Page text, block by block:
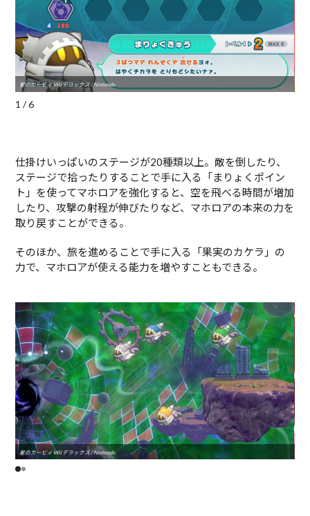
星のカービィ Wii デラックス / Nintendo
1 / 6
仕掛けいっぱいのステージが20種類以上。敵を倒したり、
ステージで拾ったりすることで手に入る「まりょくポイン
ト」を使ってマホロアを強化すると、空を飛べる時間が増加
したり、攻撃の射程が伸びたりなど、マホロアの本来の力を
取り戻すことができる。
そのほか、旅を進めることで手に入る「果実のカケラ」の
力で、マホロアが使える能力を増やすこともできる。
星のカービィ Wii デラックス / Nintendo